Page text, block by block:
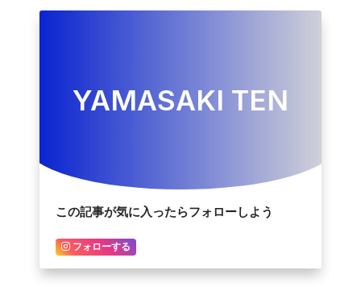
YAMASAKI TEN
この記事が気に入ったらフォローしよう
フォローする